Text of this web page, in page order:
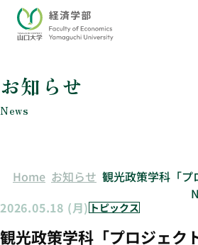
お知らせ
News
Home お知らせ 観光政策学科「プ
2026.05.18 (月) トピックス
観光政策学科「プロジェク